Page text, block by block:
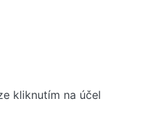
kliknutím na účel